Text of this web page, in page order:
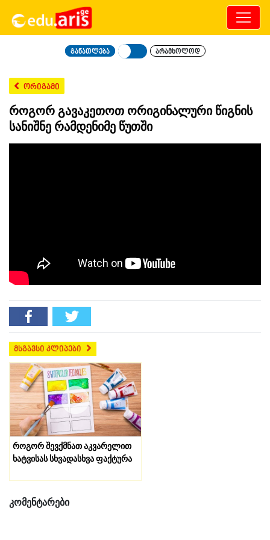
განათლება არამხოლოდ
ორიგამი
როგორ გავაკეთოთ ორიგინალური წიგნის
სანიშნე რამდენიმე წუთში
მსგავსი კლიპები
როგორ შევქმნათ აკვარელით
ხატვისას სხვადასხვა ფაქტურა
კომენტარები